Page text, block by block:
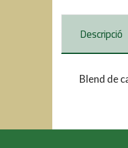
Descripció
Blend de